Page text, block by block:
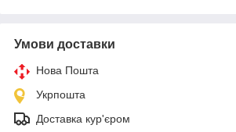
Умови доставки
Нова Пошта
Укрпошта
Доставка кур'єром